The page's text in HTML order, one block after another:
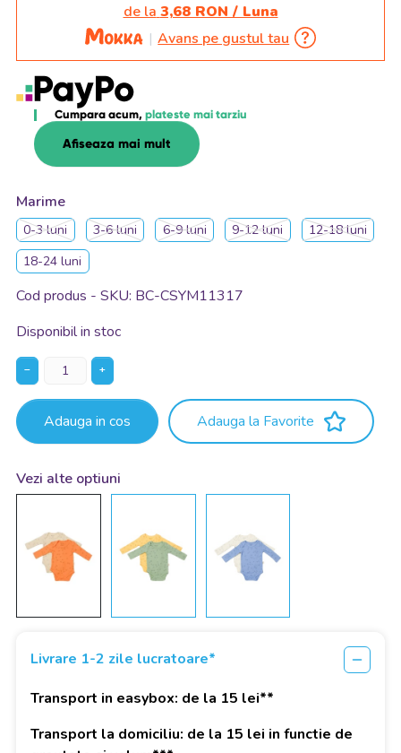
de la 3,68 RON / Luna
Avans pe gustul tau
Cumpara acum, plateste mai tarziu
Afiseaza mai mult
Marime
0-3 luni 3-6 luni 6-9 luni 9-12 luni
12-18 luni
18-24 luni
Cod produs - SKU BC-CSYM11317
Disponibil in stoc
− +
Adauga in cos Adauga la Favorite
Vezi alte optiuni
Livrare 1-2 zile lucratoare*
Transport in easybox: de la 15 lei**
Transport la domiciliu: de la 15 lei in functie de